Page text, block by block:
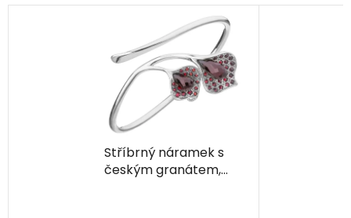
V
Stříbrný náramek s
českým granátem,